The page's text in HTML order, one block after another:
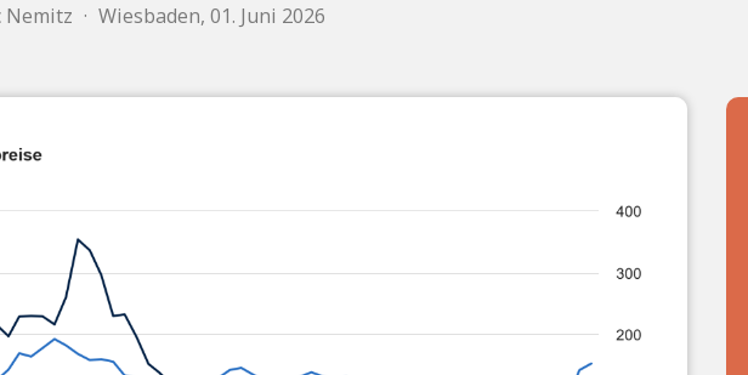
Nemitz · Wiesbaden, 01. Juni 2026